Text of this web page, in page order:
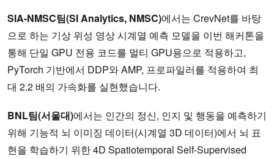
SIA-NMSC팀(SI Analytics, NMSC)에서는 CrevNet를 바탕
으로 하는 기상 위성 영상 시계열 예측 모델을 이번 해커톤을
통해 단일 GPU 전용 코드를 멀티 GPU용으로 적용하고,
PyTorch 기반에서 DDP와 AMP, 프로파일러를 적용하여 최
대 2.2 배의 가속화를 실현했습니다.
BNL팀(서울대)에서는 인간의 정신, 인지 및 행동을 예측하기
위해 기능적 뇌 이미징 데이터(시계열 3D 데이터)에서 뇌 표
현을 학습하기 위한 4D Spatiotemporal Self-Supervised